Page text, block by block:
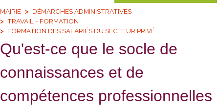
MAIRIE
DÉMARCHES ADMINISTRATIVES
TRAVAIL - FORMATION
FORMATION DES SALARIÉS DU SECTEUR PRIVÉ
Qu'est-ce que le socle de
connaissances et de
compétences professionnelles